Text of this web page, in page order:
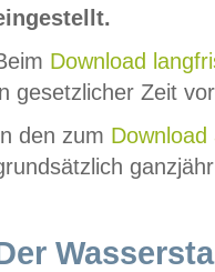
Download
gesetzlicher Zeit
den zum Download